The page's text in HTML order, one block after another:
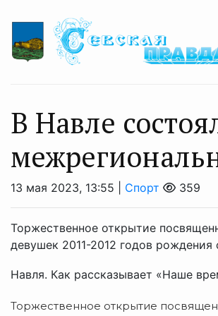
В Навле
13 мая 2023, 13:55 | Спорт 359
Торжественное открытие
девушек 2011-2012 годов
Навля. Как рассказывает «Наше
Торжественное открытие